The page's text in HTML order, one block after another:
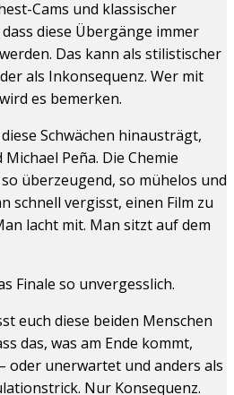
Cams und klassischer
diese Übergänge immer
Das kann als stilistischer
als Inkonsequenz. Wer mit
es bemerken.
Schwächen hinausträgt,
Peña. Die Chemie
überzeugend, so mühelos und
schnell vergisst, einen Film zu
lacht mit. Man sitzt auf dem
Finale so unvergesslich.
euch diese beiden Menschen
das, was am Ende kommt,
unerwartet und anders als
Nur Konsequenz.